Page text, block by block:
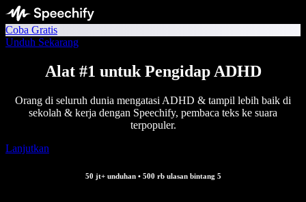
Coba Gratis
Unduh Sekarang
Alat #1 untuk Pengidap ADHD
Orang di seluruh dunia mengatasi ADHD & tampil lebih baik di
sekolah & kerja dengan Speechify, pembaca teks ke suara
terpopuler.
Lanjutkan
50 jt+ unduhan • 500 rb ulasan bintang 5